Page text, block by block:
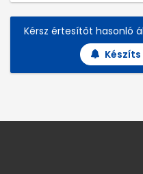
Kérsz értesítőt hasonló